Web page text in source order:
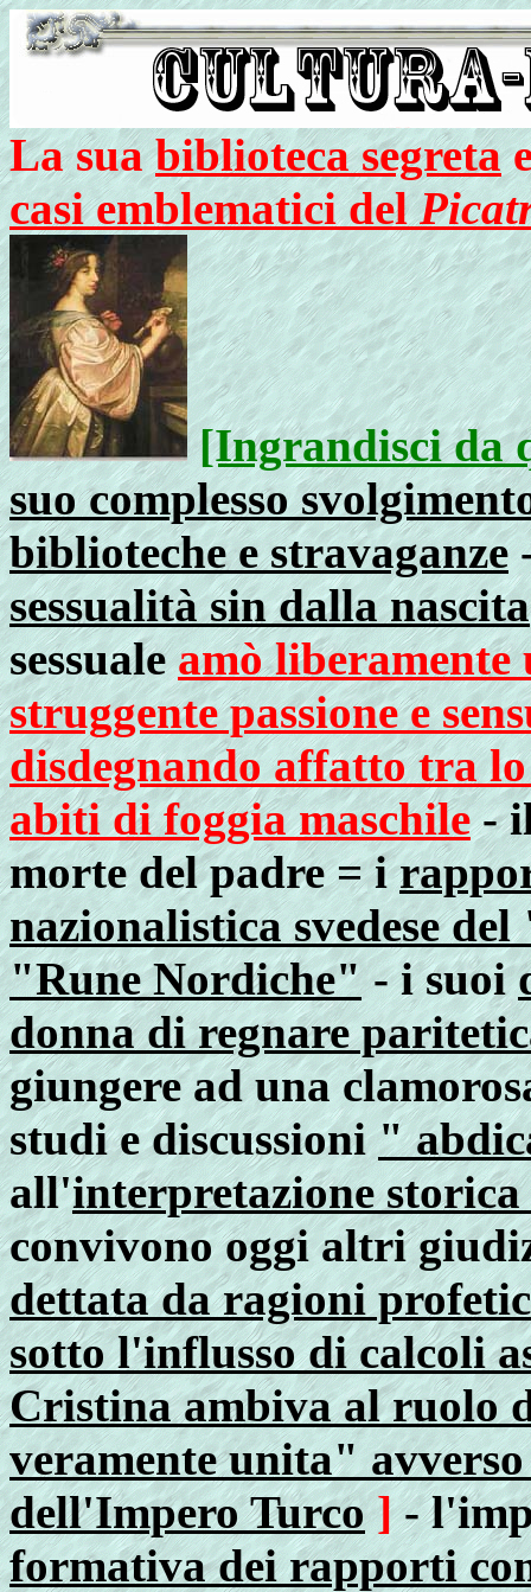
La suabiblioteca segreta
casi emblematici del
[Ingrandisci da
suo complesso
biblioteche e stravaganze
sessualità sin dalla nascita
sessualeamò
struggente passione e
disdegnando affatto tra
abiti di foggia maschile- il
morte del padre =i
nazionalistica svedese
"Rune Nordiche"-i suoi
donna di regnare
giungere ad una
studi e discussioni"
all'interpretazione
convivono oggi altri
dettata da ragioni
sotto l'influsso di calcoli
Cristina ambiva al ruolo
veramente unita"
dell'Impero Turco ]-
formativa dei rapporti